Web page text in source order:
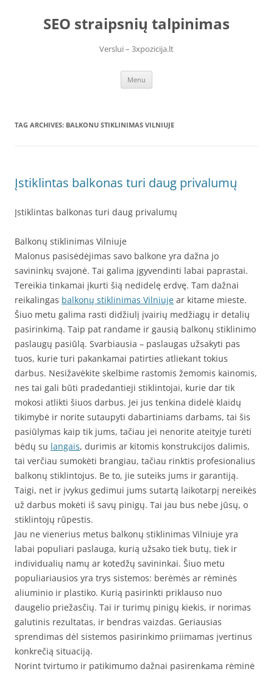
contentSEO straipsnių talpinimas
Verslui – 3xpozicija.lt
Menu
TAG ARCHIVES: BALKONU STIKLINIMAS VILNIUJE
Įstiklintas balkonas turi daug privalumų
Įstiklintas balkonas turi daug privalumų
Balkonų stiklinimas Vilniuje
Malonus pasisėdėjimas savo balkone yra dažna jo
savininkų svajonė. Tai galima įgyvendinti labai paprastai.
Tereikia tinkamai įkurti šią nedidelę erdvę. Tam dažnai
reikalingas balkonų stiklinimas Vilniuje ar kitame mieste.
Šiuo metu galima rasti didžiulį įvairių medžiagų ir detalių
pasirinkimą. Taip pat randame ir gausią balkonų stiklinimo
paslaugų pasiūlą. Svarbiausia – paslaugas užsakyti pas
tuos, kurie turi pakankamai patirties atliekant tokius
darbus. Nesižavėkite skelbime rastomis žemomis kainomis,
nes tai gali būti pradedantieji stiklintojai, kurie dar tik
mokosi atlikti šiuos darbus. Jei jus tenkina didelė klaidų
tikimybė ir norite sutaupyti dabartiniams darbams, tai šis
pasiūlymas kaip tik jums, tačiau jei nenorite ateityje turėti
bėdų su langais, durimis ar kitomis konstrukcijos dalimis,
tai verčiau sumokėti brangiau, tačiau rinktis profesionalius
balkonų stiklintojus. Be to, jie suteiks jums ir garantiją.
Taigi, net ir įvykus gedimui jums sutartą laikotarpį nereikės
už darbus mokėti iš savų pinigų. Tai jau bus nebe jūsų, o
stiklintojų rūpestis.
Jau ne vienerius metus balkonų stiklinimas Vilniuje yra
labai populiari paslauga, kurią užsako tiek butų, tiek ir
individualių namų ar kotedžų savininkai. Šiuo metu
populiariausios yra trys sistemos: berėmės ar rėminės
aliuminio ir plastiko. Kurią pasirinkti priklauso nuo
daugelio priežasčių. Tai ir turimų pinigų kiekis, ir norimas
galutinis rezultatas, ir bendras vaizdas. Geriausias
sprendimas dėl sistemos pasirinkimo priimamas įvertinus
konkrečią situaciją.
Norint tvirtumo ir patikimumo dažnai pasirenkama rėminė